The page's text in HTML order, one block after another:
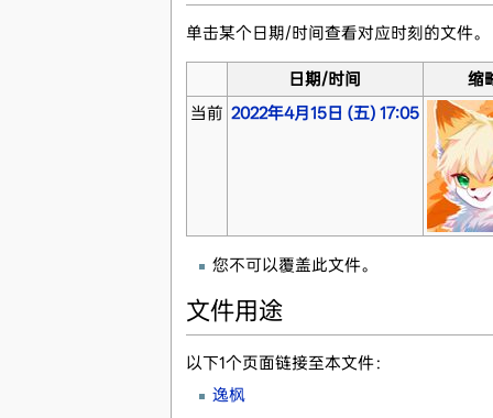
单击某个日期/时间查看对应时刻的文件。
日期/时间
缩
当前 2022年4月15日 (五) 17:05
您不可以覆盖此文件。
文件用途
以下1个页面链接至本文件：
逸枫